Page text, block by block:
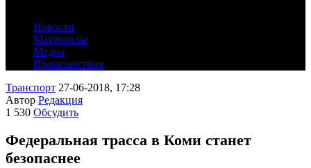
Новости
Материалы
Медиа
Происшествия
Транспорт 27-06-2018, 17:28
Автор Редакция
1 530 Обсудить
Федеральная трасса в Коми станет
безопаснее